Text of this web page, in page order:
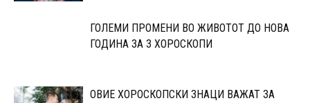
ГОЛЕМИ ПРОМЕНИ ВО ЖИВОТОТ ДО НОВА
ГОДИНА ЗА 3 ХОРОСКОПИ
ОВИЕ ХОРОСКОПСКИ ЗНАЦИ ВАЖАТ ЗА